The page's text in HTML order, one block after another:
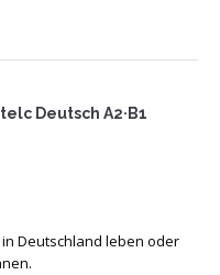
telc Deutsch A2·B1
Deutschland leben oder